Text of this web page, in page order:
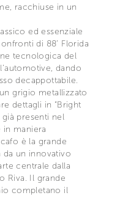
racchiuse in un
ed essenziale
di 88’ Florida
tecnologica del
dando
decappottabile.
grigio metallizzato
dettagli in “Bright
già presenti nel
in maniera
è la grande
da un innovativo
centrale dalla
Riva. Il grande
completano il